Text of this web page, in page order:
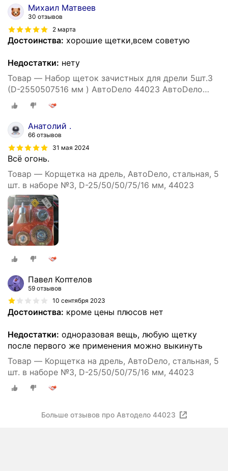
Михаил Матвеев
30 отзывов
2 марта
Достоинства: хорошие щетки,всем советую
Недостатки: нету
Товар — Набор щеток зачистных для дрели 5шт.3
(D-2550507516 мм ) АвтоDело 44023 АвтоDело
арт. 44023
Анатолий .
66 отзывов
31 мая 2024
Всё огонь.
Товар — Корщетка на дрель, АвтоDело, стальная, 5
шт. в наборе №3, D-25/50/50/75/16 мм, 44023
Павел Коптелов
59 отзывов
10 сентября 2023
Достоинства: кроме цены плюсов нет
Недостатки: одноразовая вещь, любую щетку
после первого же применения можно выкинуть
Товар — Корщетка на дрель, АвтоDело, стальная, 5
шт. в наборе №3, D-25/50/50/75/16 мм, 44023
Больше отзывов про Автодело 44023